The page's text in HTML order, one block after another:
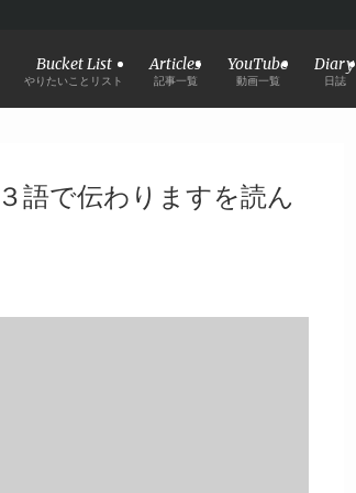
Bucket List
やりたいことリスト
Articles
記事一覧
YouTube
動画一覧
Diary
日誌
語で伝わりますを読ん